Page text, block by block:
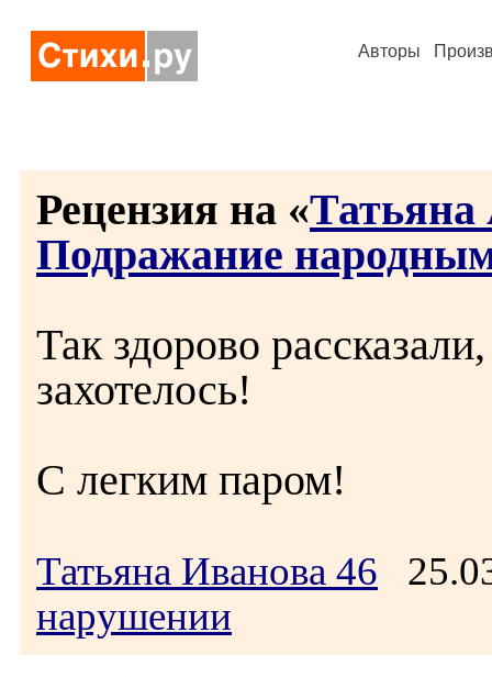
Авторы
Рецензия на «Татьяна
Подражание
Так здорово
захотелось!
С легким паром!
Татьяна Иванова 46
нарушении